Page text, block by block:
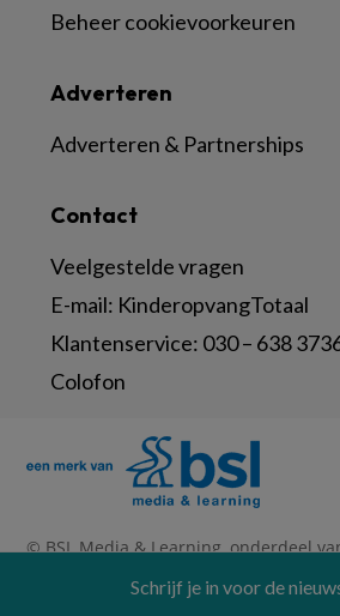
Contact
Veelgestelde vragen
E-mail: KinderopvangTotaal
Klantenservice: 030 – 638
Colofon
Adverteren
Adverteren & Partnerships
Beheer cookievoorkeuren
© BSL Media & Learning, onderdeel
Schrijf je in voor de
Nieuwsbrief